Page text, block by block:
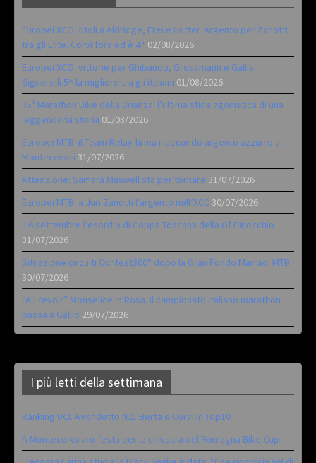
Europei XCO: titoli a Aldridge, Frei e Hutter. Argento per Zanotti
tra gli Elite. Corvi fora ed è 4^ 02/08/2026
Europei XCO: vittorie per Ghibaudo, Grossmann e Gallis.
Signorelli 5^ la migliore tra gli italiani 01/08/2026
35ª Marathon Bike della Brianza: l’ultima sfida agonistica di una
leggendaria storia 01/08/2026
Europei MTB: il Team Relay firma il secondo argento azzurro a
Monteceneri 31/07/2026
Attenzione: Samara Maxwell sta per tornare 31/07/2026
Europei MTB: a Juri Zanotti l’argento nell’XCC 30/07/2026
Il 6 settembre l’esordio di Coppa Toscana della Gf Pinocchio
31/07/2026
Situazione circuiti Contest360° dopo la Gran Fondo Marradi MTB
30/07/2026
“Au revoir” Monselice in Rosa. Il campionato italiano marathon
passa a Gallio 29/07/2026
I più letti della settimana
Ranking UCI: Avondetto N.2. Berta e Corvi in Top10
A Montecoronaro festa per la chiusura del Romagna Bike Cup